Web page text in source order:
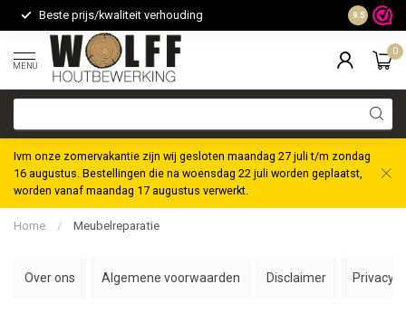
Beste prijs/kwaliteit verhouding Maatwerk
9.5
MENU
0
Ivm onze zomervakantie zijn wij gesloten maandag 27 juli t/m zondag
16 augustus. Bestellingen die na woensdag 22 juli worden geplaatst,
worden vanaf maandag 17 augustus verwerkt.
Home / Meubelreparatie
Over ons Algemene voorwaarden Disclaimer